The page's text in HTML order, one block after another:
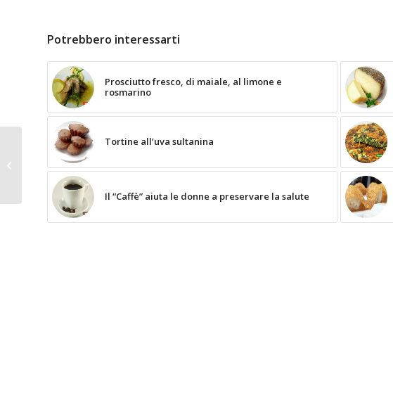
Potrebbero interessarti
Prosciutto fresco, di maiale, al limone e
rosmarino
Tortine all’uva sultanina
Il “Caffè” aiuta le donne a preservare la salute
Panna cotta con
Formaggio di Capra